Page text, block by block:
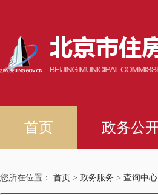
您所在位置： 首页 > 政务服务 > 查询中心